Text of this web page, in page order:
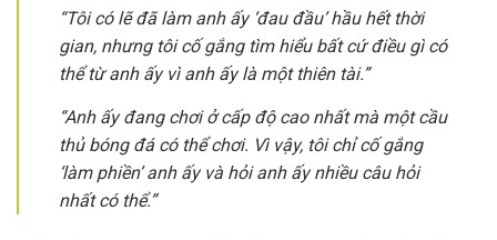
“Tôi có lẽ đã làm anh ấy ‘đau đầu’ hầu hết thời
gian, nhưng tôi cố gắng tìm hiểu bất cứ điều gì có
thể từ anh ấy vì anh ấy là một thiên tài.”
“Anh ấy đang chơi ở cấp độ cao nhất mà một cầu
thủ bóng đá có thể chơi. Vì vậy, tôi chỉ cố gắng
‘làm phiền’ anh ấy và hỏi anh ấy nhiều câu hỏi
nhất có thể.”